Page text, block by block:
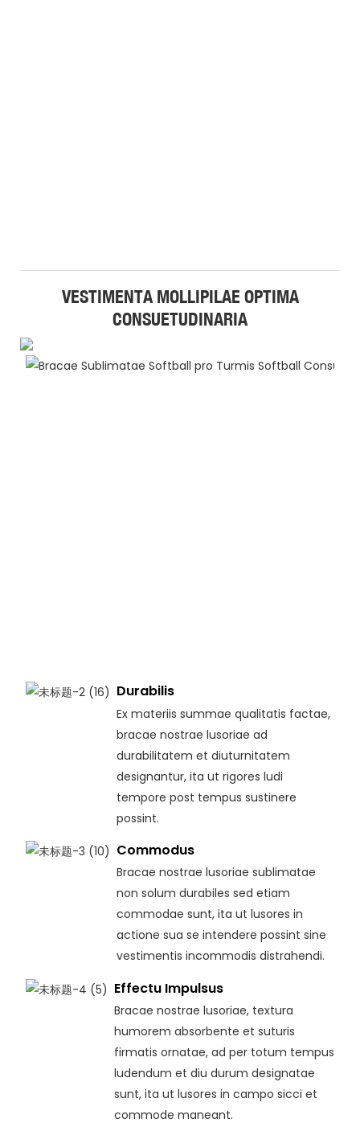
VESTIMENTA MOLLIPILAE OPTIMA
CONSUETUDINARIA
Durabilis
Ex materiis summae qualitatis factae,
bracae nostrae lusoriae ad
durabilitatem et diuturnitatem
designantur, ita ut rigores ludi
tempore post tempus sustinere
possint.
Commodus
Bracae nostrae lusoriae sublimatae
non solum durabiles sed etiam
commodae sunt, ita ut lusores in
actione sua se intendere possint sine
vestimentis incommodis distrahendi.
Effectu Impulsus
Bracae nostrae lusoriae, textura
humorem absorbente et suturis
firmatis ornatae, ad per totum tempus
ludendum et diu durum designatae
sunt, ita ut lusores in campo sicci et
commode maneant.